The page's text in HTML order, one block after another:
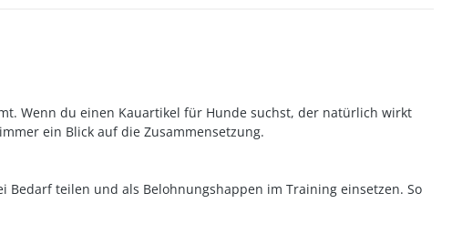
Wenn du einen Kauartikel für Hunde suchst, der natürlich wirkt
ein Blick auf die Zusammensetzung.
teilen und als Belohnungshappen im Training einsetzen. So